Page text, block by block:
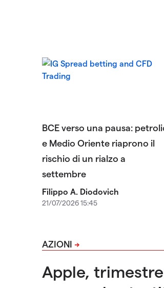
BCE verso una pausa:
e Medio Oriente riaprono il
rischio di un rialzo a
settembre
Filippo A. Diodovich
21/07/2026 15:45
AZIONI
Apple,